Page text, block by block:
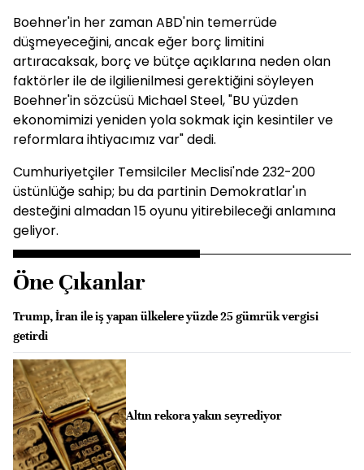
Boehner'in her zaman ABD'nin temerrüde
düşmeyeceğini, ancak eğer borç limitini
artıracaksak, borç ve bütçe açıklarına neden olan
faktörler ile de ilgilienilmesi gerektiğini söyleyen
Boehner'in sözcüsü Michael Steel, "BU yüzden
ekonomimizi yeniden yola sokmak için kesintiler ve
reformlara ihtiyacımız var" dedi.
Cumhuriyetçiler Temsilciler Meclisi'nde 232-200
üstünlüğe sahip; bu da partinin Demokratlar'ın
desteğini almadan 15 oyunu yitirebileceği anlamına
geliyor.
Öne Çıkanlar
Trump, İran ile iş yapan ülkelere yüzde 25 gümrük vergisi
getirdi
Altın rekora yakın seyrediyor